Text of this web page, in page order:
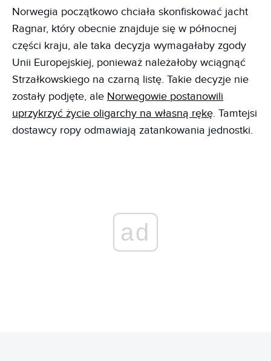
Norwegia początkowo chciała skonfiskować jacht
Ragnar, który obecnie znajduje się w północnej
części kraju, ale taka decyzja wymagałaby zgody
Unii Europejskiej, ponieważ należałoby wciągnąć
Strzałkowskiego na czarną listę. Takie decyzje nie
zostały podjęte, ale Norwegowie postanowili
uprzykrzyć życie oligarchy na własną rękę. Tamtejsi
dostawcy ropy odmawiają zatankowania jednostki.
ad